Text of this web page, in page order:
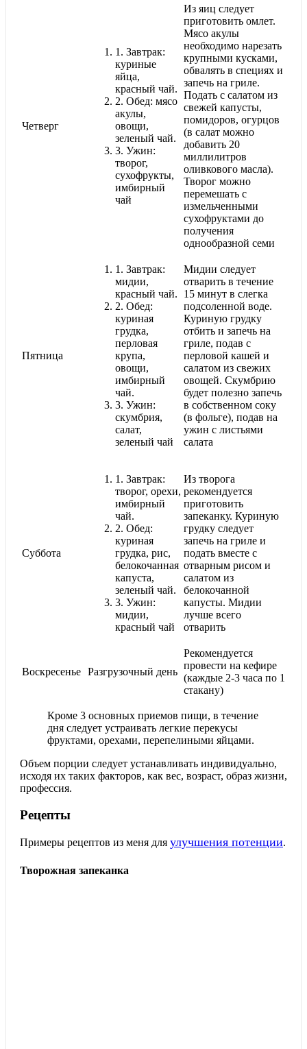
Четверг
1. Завтрак:
куриные
яйца,
красный чай.
2. Обед: мясо
акулы,
овощи,
зеленый чай.
3. Ужин:
творог,
сухофрукты,
имбирный
чай
Из яиц следует
приготовить омлет.
Мясо акулы
необходимо нарезать
крупными кусками,
обвалять в специях и
запечь на гриле.
Подать с салатом из
свежей капусты,
помидоров, огурцов
(в салат можно
добавить 20
миллилитров
оливкового масла).
Творог можно
перемешать с
измельченными
сухофруктами до
получения
однообразной семи
Пятница
1. Завтрак:
мидии,
красный чай.
2. Обед:
куриная
грудка,
перловая
крупа,
овощи,
имбирный
чай.
3. Ужин:
скумбрия,
салат,
зеленый чай
Мидии следует
отварить в течение
15 минут в слегка
подсоленной воде.
Куриную грудку
отбить и запечь на
гриле, подав с
перловой кашей и
салатом из свежих
овощей. Скумбрию
будет полезно запечь
в собственном соку
(в фольге), подав на
ужин с листьями
салата
Суббота
1. Завтрак:
творог, орехи,
имбирный
чай.
2. Обед:
куриная
грудка, рис,
белокочанная
капуста,
зеленый чай.
3. Ужин:
мидии,
красный чай
Из творога
рекомендуется
приготовить
запеканку. Куриную
грудку следует
запечь на гриле и
подать вместе с
отварным рисом и
салатом из
белокочанной
капусты. Мидии
лучше всего
отварить
Воскресенье Разгрузочный день
Рекомендуется
провести на кефире
(каждые 2-3 часа по 1
стакану)
Кроме 3 основных приемов пищи, в течение
дня следует устраивать легкие перекусы
фруктами, орехами, перепелиными яйцами.
Объем порции следует устанавливать индивидуально,
исходя их таких факторов, как вес, возраст, образ жизни,
профессия.
Рецепты
Примеры рецептов из меня для улучшения потенции.
Творожная запеканка